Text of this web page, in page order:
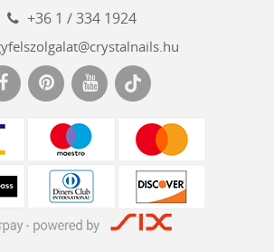
+36 1 / 334 1924